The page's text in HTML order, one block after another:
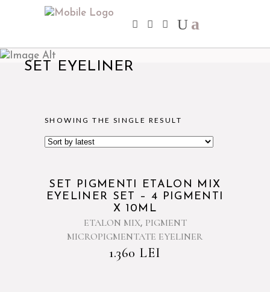
SET EYELINER
SHOWING THE SINGLE RESULT
SET PIGMENTI ETALON MIX
EYELINER SET – 4 PIGMENTI
X 10ML
ETALON MIX, PIGMENT
MICROPIGMENTATE EYELINER
1.360 LEI